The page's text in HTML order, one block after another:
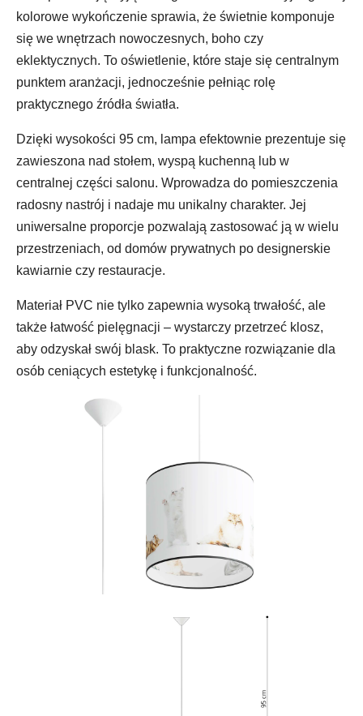
kolorowe wykończenie sprawia, że świetnie komponuje
się we wnętrzach nowoczesnych, boho czy
eklektycznych. To oświetlenie, które staje się centralnym
punktem aranżacji, jednocześnie pełniąc rolę
praktycznego źródła światła.
Dzięki wysokości 95 cm, lampa efektownie prezentuje się
zawieszona nad stołem, wyspą kuchenną lub w
centralnej części salonu. Wprowadza do pomieszczenia
radosny nastrój i nadaje mu unikalny charakter. Jej
uniwersalne proporcje pozwalają zastosować ją w wielu
przestrzeniach, od domów prywatnych po designerskie
kawiarnie czy restauracje.
Materiał PVC nie tylko zapewnia wysoką trwałość, ale
także łatwość pielęgnacji – wystarczy przetrzeć klosz,
aby odzyskał swój blask. To praktyczne rozwiązanie dla
osób ceniących estetykę i funkcjonalność.